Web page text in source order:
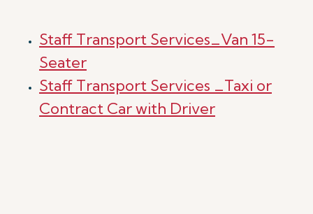
Staff Transport Services_Van 15-
Seater
Staff Transport Services _Taxi or
Contract Car with Driver